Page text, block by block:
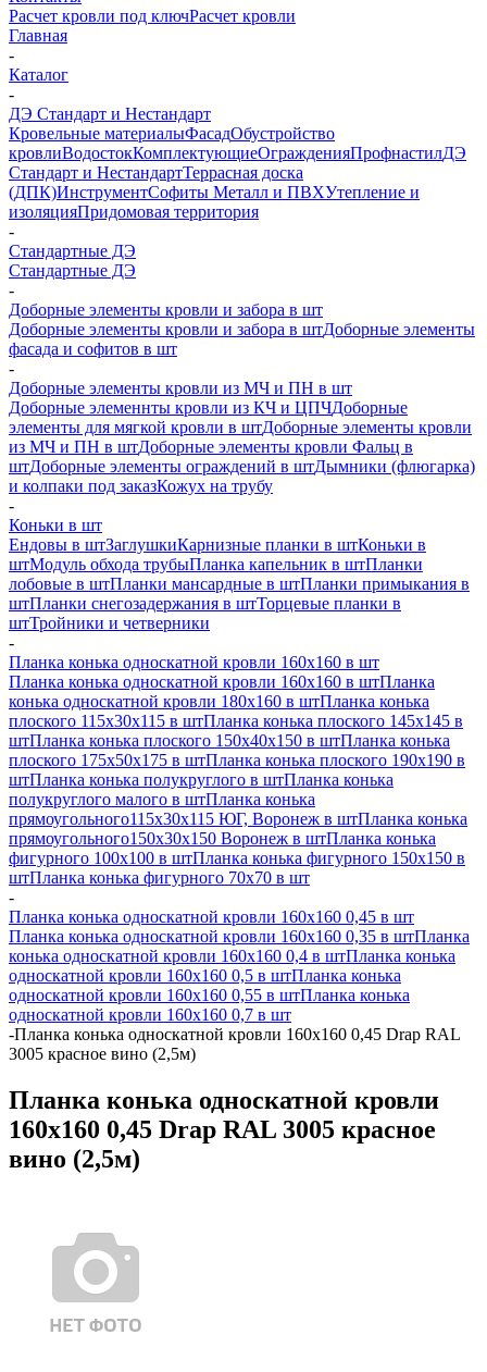
Расчет кровли под ключРасчет кровли
Главная
-
Каталог
-
ДЭ Стандарт и Нестандарт
Кровельные материалыФасадОбустройство
кровлиВодостокКомплектующиеОгражденияПрофнастилДЭ
Стандарт и НестандартТеррасная доска
(ДПК)ИнструментСофиты Металл и ПВХУтепление и
изоляцияПридомовая территория
-
Стандартные ДЭ
Стандартные ДЭ
-
Доборные элементы кровли и забора в шт
Доборные элементы кровли и забора в штДоборные элементы
фасада и софитов в шт
-
Доборные элементы кровли из МЧ и ПН в шт
Доборные элеменнты кровли из КЧ и ЦПЧДоборные
элементы для мягкой кровли в штДоборные элементы кровли
из МЧ и ПН в штДоборные элементы кровли Фальц в
штДоборные элементы ограждений в штДымники (флюгарка)
и колпаки под заказКожух на трубу
-
Коньки в шт
Ендовы в штЗаглушкиКарнизные планки в штКоньки в
штМодуль обхода трубыПланка капельник в штПланки
лобовые в штПланки мансардные в штПланки примыкания в
штПланки снегозадержания в штТорцевые планки в
штТройники и четверники
-
Планка конька односкатной кровли 160х160 в шт
Планка конька односкатной кровли 160х160 в штПланка
конька односкатной кровли 180х160 в штПланка конька
плоского 115х30х115 в штПланка конька плоского 145х145 в
штПланка конька плоского 150х40х150 в штПланка конька
плоского 175х50х175 в штПланка конька плоского 190х190 в
штПланка конька полукруглого в штПланка конька
полукруглого малого в штПланка конька
прямоугольного115х30х115 ЮГ, Воронеж в штПланка конька
прямоугольного150х30х150 Воронеж в штПланка конька
фигурного 100x100 в штПланка конька фигурного 150x150 в
штПланка конька фигурного 70x70 в шт
-
Планка конька односкатной кровли 160х160 0,45 в шт
Планка конька односкатной кровли 160х160 0,35 в штПланка
конька односкатной кровли 160х160 0,4 в штПланка конька
односкатной кровли 160х160 0,5 в штПланка конька
односкатной кровли 160х160 0,55 в штПланка конька
односкатной кровли 160х160 0,7 в шт
-Планка конька односкатной кровли 160x160 0,45 Drap RAL
3005 красное вино (2,5м)
Планка конька односкатной кровли
160x160 0,45 Drap RAL 3005 красное
вино (2,5м)